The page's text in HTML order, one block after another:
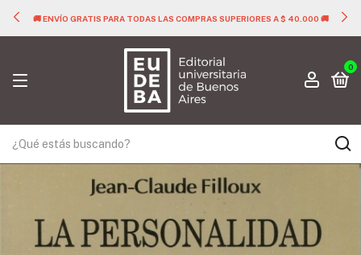
🚚 ENVÍO GRATIS PARA TODAS LAS COMPRAS SUPERIORES A $ 40.000 🚚
0